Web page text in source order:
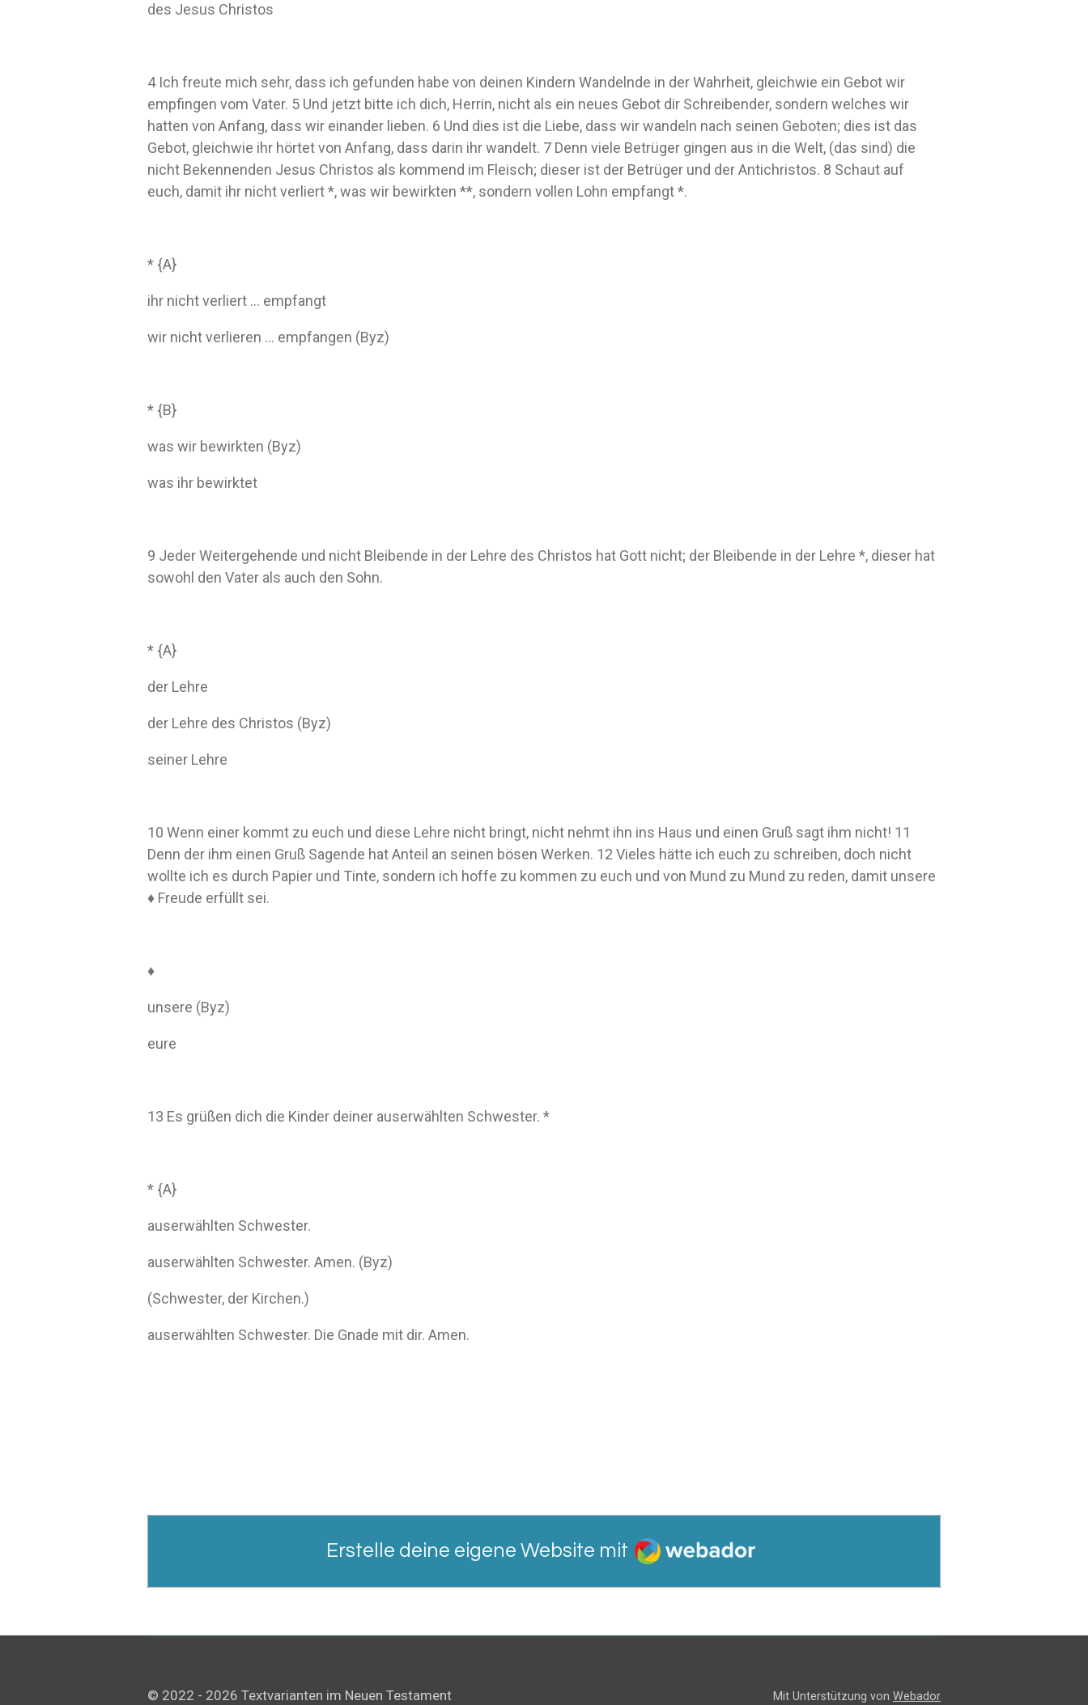
des Jesus Christos
4 Ich freute mich sehr, dass ich gefunden habe von deinen Kindern Wandelnde in der Wahrheit, gleichwie ein Gebot wir
empfingen vom Vater. 5 Und jetzt bitte ich dich, Herrin, nicht als ein neues Gebot dir Schreibender, sondern welches wir
hatten von Anfang, dass wir einander lieben. 6 Und dies ist die Liebe, dass wir wandeln nach seinen Geboten; dies ist das
Gebot, gleichwie ihr hörtet von Anfang, dass darin ihr wandelt. 7 Denn viele Betrüger gingen aus in die Welt, (das sind) die
nicht Bekennenden Jesus Christos als kommend im Fleisch; dieser ist der Betrüger und der Antichristos. 8 Schaut auf
euch, damit ihr nicht verliert *, was wir bewirkten **, sondern vollen Lohn empfangt *.
* {A}
ihr nicht verliert … empfangt
wir nicht verlieren … empfangen (Byz)
* {B}
was wir bewirkten (Byz)
was ihr bewirktet
9 Jeder Weitergehende und nicht Bleibende in der Lehre des Christos hat Gott nicht; der Bleibende in der Lehre *, dieser hat
sowohl den Vater als auch den Sohn.
* {A}
der Lehre
der Lehre des Christos (Byz)
seiner Lehre
10 Wenn einer kommt zu euch und diese Lehre nicht bringt, nicht nehmt ihn ins Haus und einen Gruß sagt ihm nicht! 11
Denn der ihm einen Gruß Sagende hat Anteil an seinen bösen Werken. 12 Vieles hätte ich euch zu schreiben, doch nicht
wollte ich es durch Papier und Tinte, sondern ich hoffe zu kommen zu euch und von Mund zu Mund zu reden, damit unsere
♦ Freude erfüllt sei.
♦
unsere (Byz)
eure
13 Es grüßen dich die Kinder deiner auserwählten Schwester. *
* {A}
auserwählten Schwester.
auserwählten Schwester. Amen. (Byz)
(Schwester, der Kirchen.)
auserwählten Schwester. Die Gnade mit dir. Amen.
Erstelle deine eigene Website mit Webador
© 2022 - 2026 Textvarianten im Neuen Testament Mit Unterstützung von Webador